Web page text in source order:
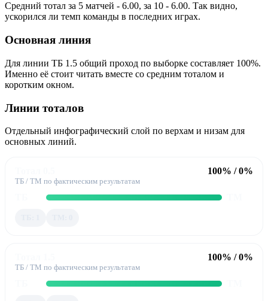
Средний тотал за 5 матчей - 6.00, за 10 - 6.00. Так видно,
ускорился ли темп команды в последних играх.
Основная линия
Для линии ТБ 1.5 общий проход по выборке составляет 100%.
Именно её стоит читать вместе со средним тоталом и
коротким окном.
Линии тоталов
Отдельный инфографический слой по верхам и низам для
основных линий.
ТБ / ТМ по фактическим результатам
100% / 0%
ТБ / ТМ по фактическим результатам
100% / 0%